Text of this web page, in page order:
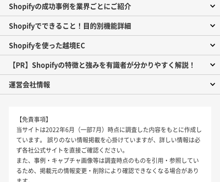
Shopifyの成功事例を業界ごとにご紹介
Shopifyでできること！目的別機能詳細
Shopifyを使った越境EC
【PR】Shopifyの特徴と強みを有識者が分かりやすく解説！
運営会社情報
【免責事項】
当サイトは2022年6月（一部7月）時点に調査した内容をもとに作成し
ています。 誤りのない情報掲載を心掛けていますが、詳しい情報は必
ず各社公式サイトを直接ご確認ください。
また、事例・キャプチャ画像等は調査時点のものを引用・参照してい
るため、掲載元の情報変更・削除により確認できなくなる場合があり